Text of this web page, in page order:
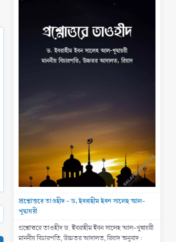
প্রশ্নোত্তরে তাওহীদ - ড. ইবরাহীম ইবন সালেহ আল-
খুদ্বায়রী
প্রশ্নোত্তরে তাওহীদ ড. ইবরাহীম ইবন সালেহ আল-খুদ্বায়রী
মাননীয় বিচারপতি, উচ্চতর আদালত, রিয়াদ অনুবাদ :